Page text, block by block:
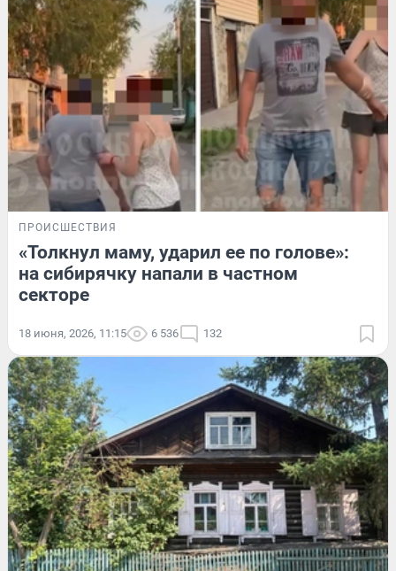
ПРОИСШЕСТВИЯ
«Толкнул маму, ударил ее по голове»:
на сибирячку напали в частном
секторе
18 июня, 2026, 11:15 6 536 132